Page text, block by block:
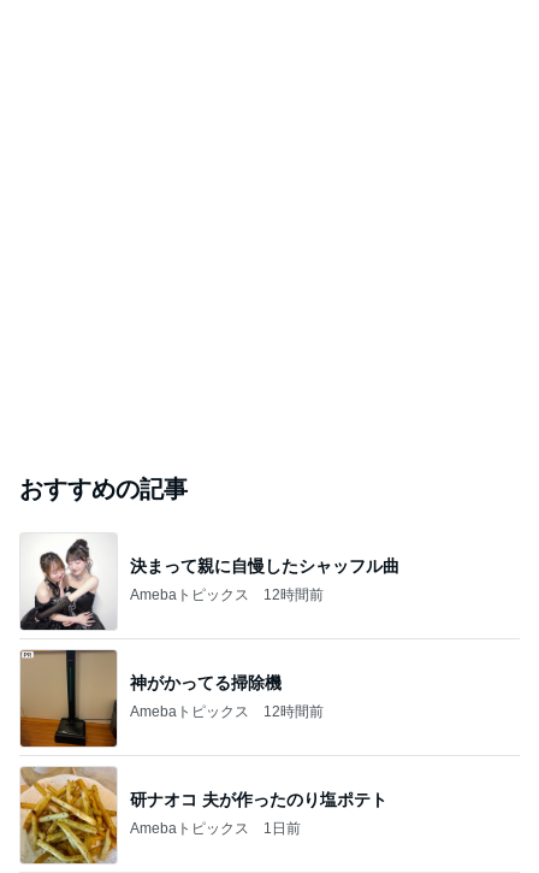
おすすめの記事
決まって親に自慢したシャッフル曲
Amebaトピックス 12時間前
神がかってる掃除機
Amebaトピックス 12時間前
研ナオコ 夫が作ったのり塩ポテト
Amebaトピックス 1日前